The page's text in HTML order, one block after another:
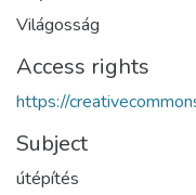
Világosság
Access rights
https://
Subject
útépítés